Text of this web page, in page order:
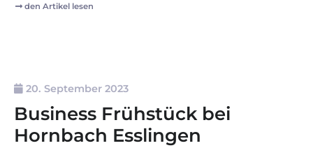
den Artikel lesen
20. September 2023
Business Frühstück bei
Hornbach Esslingen